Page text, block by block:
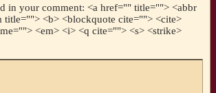
in your comment: <a href="" title=""> <abbr
title=""> <b> <blockquote cite=""> <cite>
<em> <i> <q cite=""> <s> <strike>